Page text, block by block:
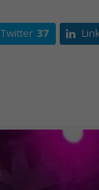
Twitter 37